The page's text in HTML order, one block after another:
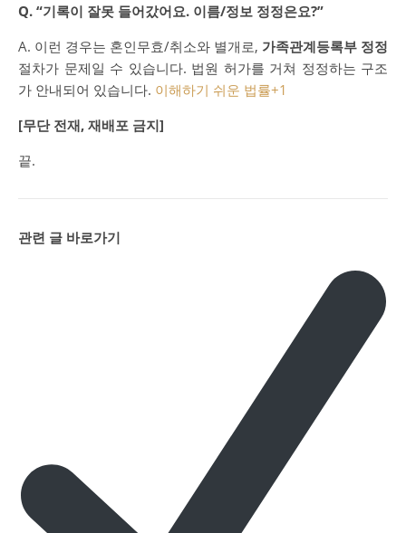
Q. “기록이 잘못 들어갔어요. 이름/정보 정정은요?”
A. 이런 경우는 혼인무효/취소와 별개로, 가족관계등록부 정정
절차가 문제일 수 있습니다. 법원 허가를 거쳐 정정하는 구조
가 안내되어 있습니다. 이해하기 쉬운 법률+1
[무단 전재, 재배포 금지]
끝.
관련 글 바로가기